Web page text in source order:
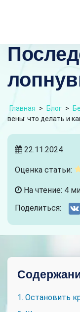
Главная > Блог >
вены: что делать и
22.11.2024
Оценка статьи:
На чтение: 4
Поделиться:
1. Остановить